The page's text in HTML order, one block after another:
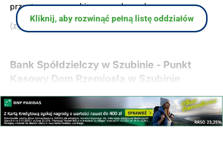
przestronnego parkingu przed urzędem.
(zgłoś, jeśli ten opis wprowadza w błąd)
Bank Spółdzielczy w Szubinie - Punkt
Kasowy Dom Rzemiosła w Szubinie
Punkt Kasowy Banku Spółdzielczego w Szubinie
mieści się przy ulicy 3 Maja, w budynku Domu
Rzemiosła, w bliskim sąsiedztwie Przychodni
Kliknij, aby rozwinąć pełną listę oddziałów